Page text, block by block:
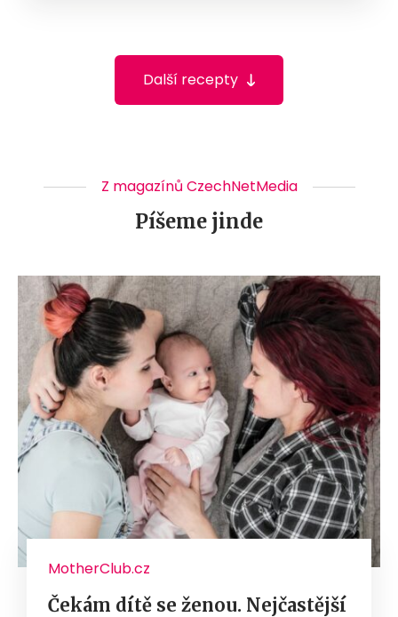
Další recepty
Z magazínů CzechNetMedia
Píšeme jinde
MotherClub.cz
Čekám dítě se ženou. Nejčastější